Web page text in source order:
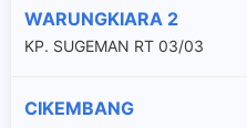
WARUNGKIARA 2
KP. SUGEMAN RT 03/03
CIKEMBANG